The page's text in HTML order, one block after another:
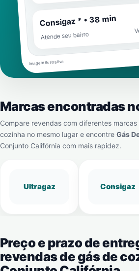
Consigaz * • 38 min
Atende seu bairro
Imagem ilustrativa
Marcas encontradas
Compare revendas com diferentes
cozinha no mesmo lugar e encontre Gás
Conjunto Califórnia com mais rapidez.
Ultragaz Consigaz
Preço e prazo de
revendas de gás de